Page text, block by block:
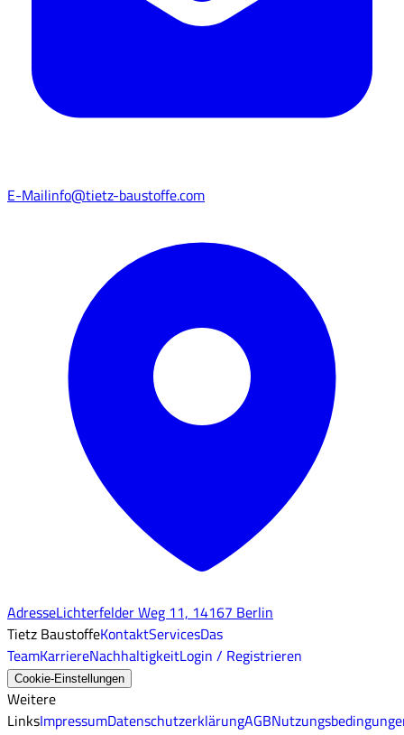
E-Mailinfo@tietz-baustoffe.com
AdresseLichterfelder Weg 11, 14167 Berlin
Tietz BaustoffeKontaktServicesDas
TeamKarriereNachhaltigkeitLogin / Registrieren
Cookie-Einstellungen
Weitere
LinksImpressumDatenschutzerklärungAGB